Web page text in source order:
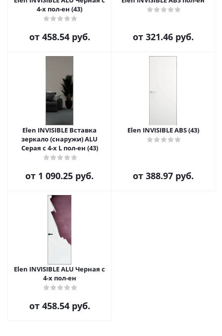
4-х пол-ен (43)
от 458.54 руб. от 321.46 руб.
Elen INVISIBLE Вставка
зеркало (снаружи) ALU
Серая с 4-х L пол-ен (43)
от 1 090.25 руб.
Elen INVISIBLE ABS (43)
от 388.97 руб.
Elen INVISIBLE ALU Черная с
4-х пол-ен
от 458.54 руб.